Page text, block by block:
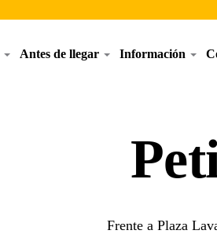
Antes de llegar Información
Frente a Plaza